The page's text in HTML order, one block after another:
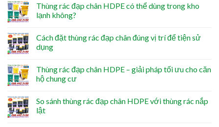
Thùng rác đạp chân HDPE có thể dùng trong kho
lạnh không?
Cách đặt thùng rác đạp chân đúng vị trí để tiện sử
dụng
Thùng rác đạp chân HDPE – giải pháp tối ưu cho căn
hộ chung cư
So sánh thùng rác đạp chân HDPE với thùng rác nắp
lật